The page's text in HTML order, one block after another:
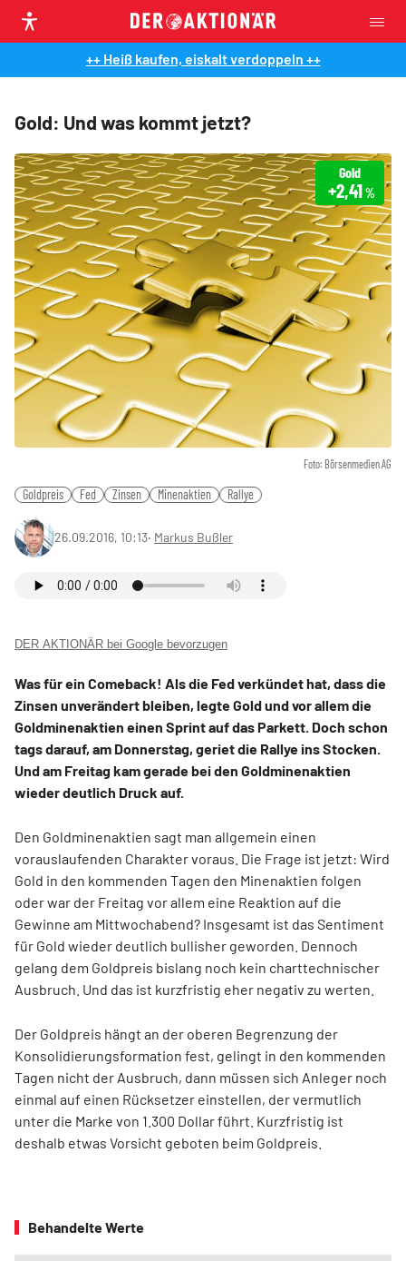
++ Heiß kaufen, eiskalt verdoppeln ++
Gold: Und was kommt jetzt?
Foto: Börsenmedien AG
Gold
+2,41%
Goldpreis Fed Zinsen Minenaktien Rallye
26.09.2016, 10:13‧ Markus Bußler
DER AKTIONÄR bei Google bevorzugen
Was für ein Comeback! Als die Fed verkündet hat, dass die
Zinsen unverändert bleiben, legte Gold und vor allem die
Goldminenaktien einen Sprint auf das Parkett. Doch schon
tags darauf, am Donnerstag, geriet die Rallye ins Stocken.
Und am Freitag kam gerade bei den Goldminenaktien
wieder deutlich Druck auf.
Den Goldminenaktien sagt man allgemein einen
vorauslaufenden Charakter voraus. Die Frage ist jetzt: Wird
Gold in den kommenden Tagen den Minenaktien folgen
oder war der Freitag vor allem eine Reaktion auf die
Gewinne am Mittwochabend? Insgesamt ist das Sentiment
für Gold wieder deutlich bullisher geworden. Dennoch
gelang dem Goldpreis bislang noch kein charttechnischer
Ausbruch. Und das ist kurzfristig eher negativ zu werten.
Der Goldpreis hängt an der oberen Begrenzung der
Konsolidierungsformation fest, gelingt in den kommenden
Tagen nicht der Ausbruch, dann müssen sich Anleger noch
einmal auf einen Rücksetzer einstellen, der vermutlich
unter die Marke von 1.300 Dollar führt. Kurzfristig ist
deshalb etwas Vorsicht geboten beim Goldpreis.
Behandelte Werte